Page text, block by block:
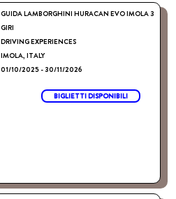
GUIDA LAMBORGHINI HURACAN EVO IMOLA 3
GIRI
DRIVING EXPERIENCES
IMOLA, ITALY
01/10/2025 - 30/11/2026
BIGLIETTI DISPONIBILI